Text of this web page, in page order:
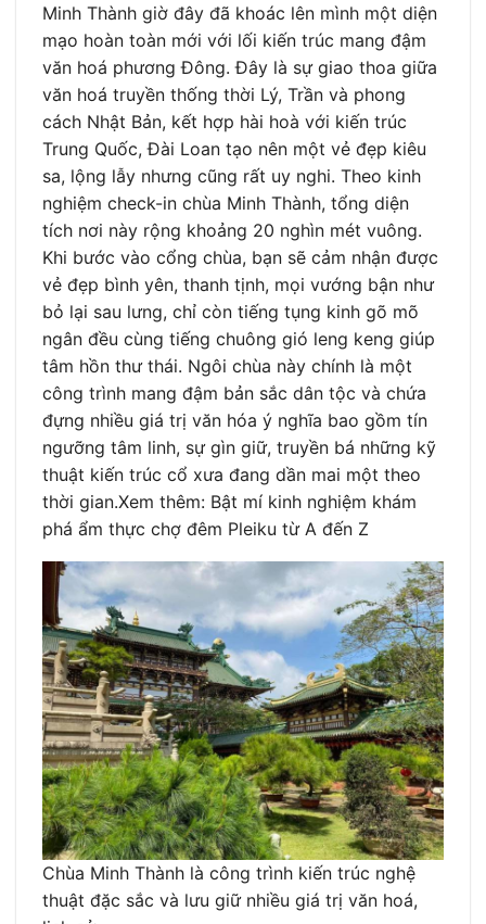
Minh Thành giờ đây đã khoác lên mình một diện
mạo hoàn toàn mới với lối kiến trúc mang đậm
văn hoá phương Đông. Đây là sự giao thoa giữa
văn hoá truyền thống thời Lý, Trần và phong
cách Nhật Bản, kết hợp hài hoà với kiến trúc
Trung Quốc, Đài Loan tạo nên một vẻ đẹp kiêu
sa, lộng lẫy nhưng cũng rất uy nghi. Theo kinh
nghiệm check-in chùa Minh Thành, tổng diện
tích nơi này rộng khoảng 20 nghìn mét vuông.
Khi bước vào cổng chùa, bạn sẽ cảm nhận được
vẻ đẹp bình yên, thanh tịnh, mọi vướng bận như
bỏ lại sau lưng, chỉ còn tiếng tụng kinh gõ mõ
ngân đều cùng tiếng chuông gió leng keng giúp
tâm hồn thư thái. Ngôi chùa này chính là một
công trình mang đậm bản sắc dân tộc và chứa
đựng nhiều giá trị văn hóa ý nghĩa bao gồm tín
ngưỡng tâm linh, sự gìn giữ, truyền bá những kỹ
thuật kiến trúc cổ xưa đang dần mai một theo
thời gian.Xem thêm: Bật mí kinh nghiệm khám
phá ẩm thực chợ đêm Pleiku từ A đến Z
Chùa Minh Thành là công trình kiến trúc nghệ
thuật đặc sắc và lưu giữ nhiều giá trị văn hoá,